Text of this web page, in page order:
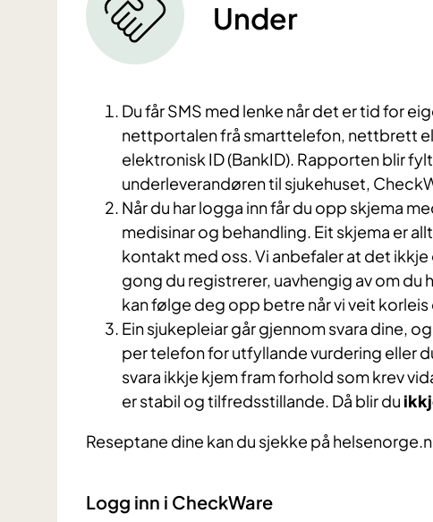
Under
Du får SMS med lenke når det er tid for
nettportalen frå smarttelefon, nettbrett
elektronisk ID (BankID). Rapporten blir
underleverandøren til sjukehuset,
Når du har logga inn får du opp skjema
medisinar og behandling. Eit skjema er
kontakt med oss. Vi anbefaler at det
gong du registrerer, uavhengig av om du
kan følge deg opp betre når vi veit korleis
Ein sjukepleiar går gjennom svara dine,
per telefon for utfyllande vurdering eller
svara ikkje kjem fram forhold som krev
er stabil og tilfredsstillande. Då blir du
Reseptane dine kan du sjekke på
Logg inn i CheckWare